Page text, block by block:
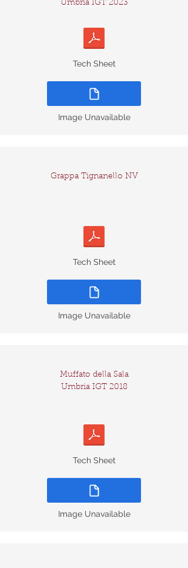
Umbria IGT 2023
Tech Sheet
Image Unavailable
Grappa Tignanello NV
Tech Sheet
Image Unavailable
Muffato della Sala
Umbria IGT 2018
Tech Sheet
Image Unavailable